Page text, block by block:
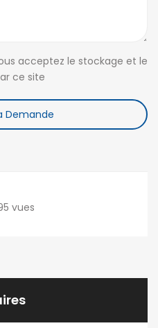
acceptez le stockage et le
ce site
Demande
vues